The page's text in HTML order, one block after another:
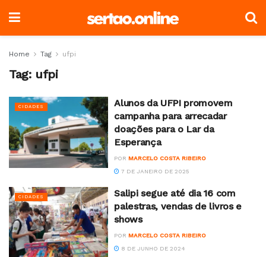
Home Tag ufpi
Tag: ufpi
CIDADES
Alunos da UFPI promovem
campanha para arrecadar
doações para o Lar da
Esperança
POR MARCELO COSTA RIBEIRO
7 DE JANEIRO DE 2025
CIDADES
Salipi segue até dia 16 com
palestras, vendas de livros e
shows
POR MARCELO COSTA RIBEIRO
8 DE JUNHO DE 2024